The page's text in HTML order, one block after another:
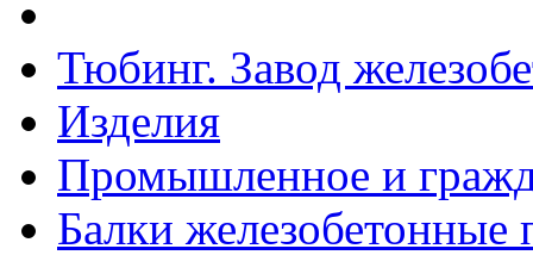
Тюбинг. Завод
Изделия
Промышленное и
Балки